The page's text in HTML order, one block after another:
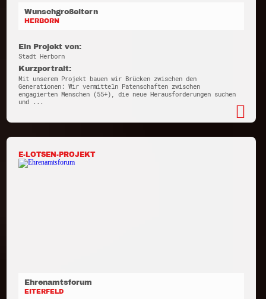
Wunschgroßeltern
HERBORN
Ein Projekt von:
Stadt Herborn
Kurzportrait:
Mit unserem Projekt bauen wir Brücken zwischen den
Generationen: Wir vermitteln Patenschaften zwischen
engagierten Menschen (55+), die neue Herausforderungen suchen
und ...
E-LOTSEN-PROJEKT
Ehrenamtsforum
EITERFELD